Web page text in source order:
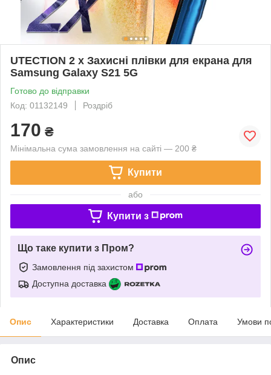
UTECTION 2 x Захисні плівки для екрана для
Samsung Galaxy S21 5G
Готово до відправки
Код: 01132149
Роздріб
170 ₴
Мінімальна сума замовлення на сайті — 200 ₴
Купити
або
Купити з
Що таке купити з Пром?
Замовлення під захистом
Доступна доставка
Опис Характеристики Доставка Оплата Умови
Опис